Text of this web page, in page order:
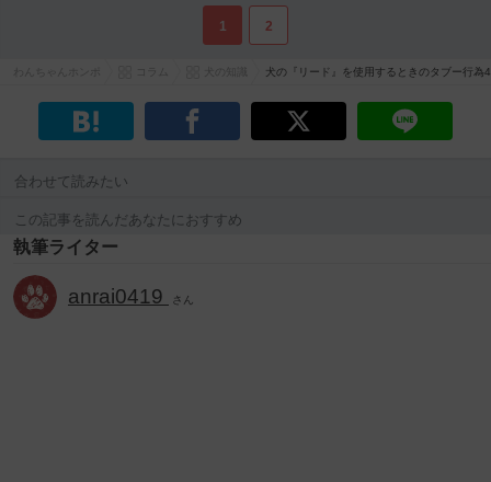
1 2
犬の『リード』を使用するときのタブー行
合わせて読みたい
この記事を読んだあなたにおすすめ
執筆ライター
anrai0419 さん